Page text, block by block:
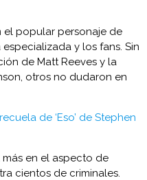
el popular personaje de
y los fans. Sin
de Matt Reeves y la
otros no dudaron en
de ‘Eso’ de Stephen
en el aspecto de
cientos de criminales.